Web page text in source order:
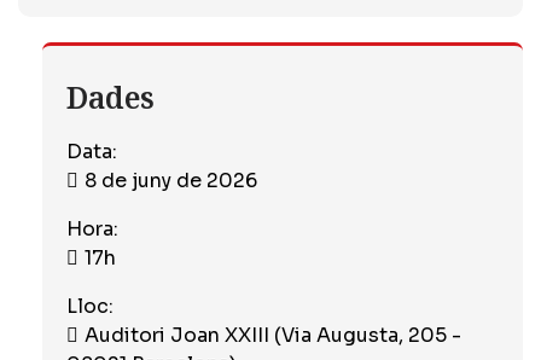
Dades
Data:
8 de juny de 2026
Hora:
17h
Lloc:
Auditori Joan XXIII (Via Augusta, 205 -